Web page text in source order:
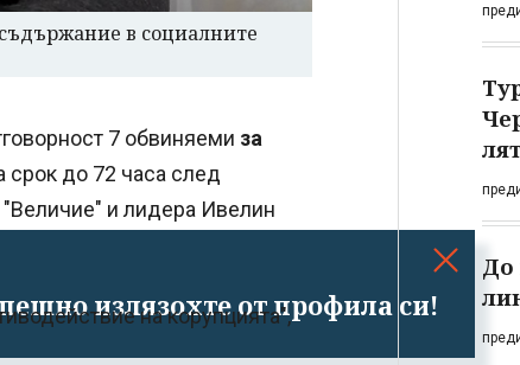
излязохте от профила си!
в социалните
7 обвиняеми за
срок до 72 часа след
и лидера Ивелин
на корупцията",
До